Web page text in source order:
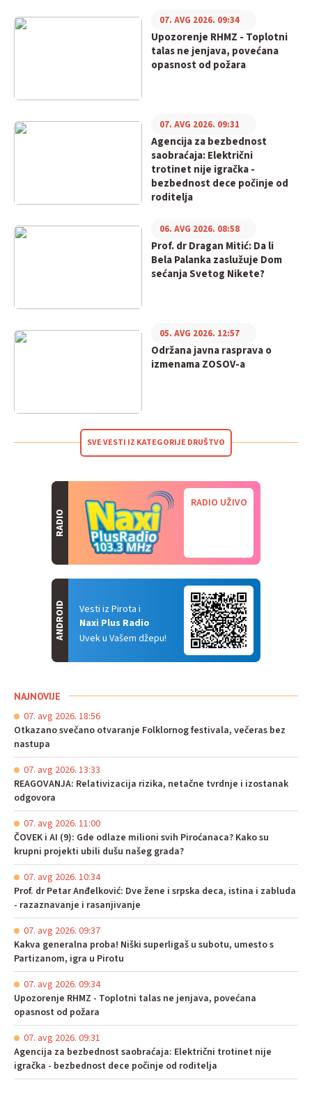
Upozorenje RHMZ - Toplotni
talas ne jenjava, povećana
opasnost od požara
07. AVG 2026. 09:34
Agencija za bezbednost
saobraćaja: Električni
trotinet nije igračka -
bezbednost dece počinje od
roditelja
07. AVG 2026. 09:31
Prof. dr Dragan Mitić: Da li
Bela Palanka zaslužuje Dom
sećanja Svetog Nikete?
06. AVG 2026. 08:58
Održana javna rasprava o
izmenama ZOSOV-a
05. AVG 2026. 12:57
SVE VESTI IZ KATEGORIJE DRUŠTVO
RADIO
RADIO UŽIVO
Vesti iz Pirota i
Naxi Plus Radio
Uvek u Vašem džepu!
ANDROID
NAJNOVIJE
07. avg 2026. 18:56
Otkazano svečano otvaranje Folklornog festivala, večeras bez
nastupa
07. avg 2026. 13:33
REAGOVANJA: Relativizacija rizika, netačne tvrdnje i izostanak
odgovora
07. avg 2026. 11:00
ČOVEK i AI (9): Gde odlaze milioni svih Piroćanaca? Kako su
krupni projekti ubili dušu našeg grada?
07. avg 2026. 10:34
Prof. dr Petar Anđelković: Dve žene i srpska deca, istina i zabluda
- razaznavanje i rasanjivanje
07. avg 2026. 09:37
Kakva generalna proba! Niški superligaš u subotu, umesto s
Partizanom, igra u Pirotu
07. avg 2026. 09:34
Upozorenje RHMZ - Toplotni talas ne jenjava, povećana
opasnost od požara
07. avg 2026. 09:31
Agencija za bezbednost saobraćaja: Električni trotinet nije
igračka - bezbednost dece počinje od roditelja